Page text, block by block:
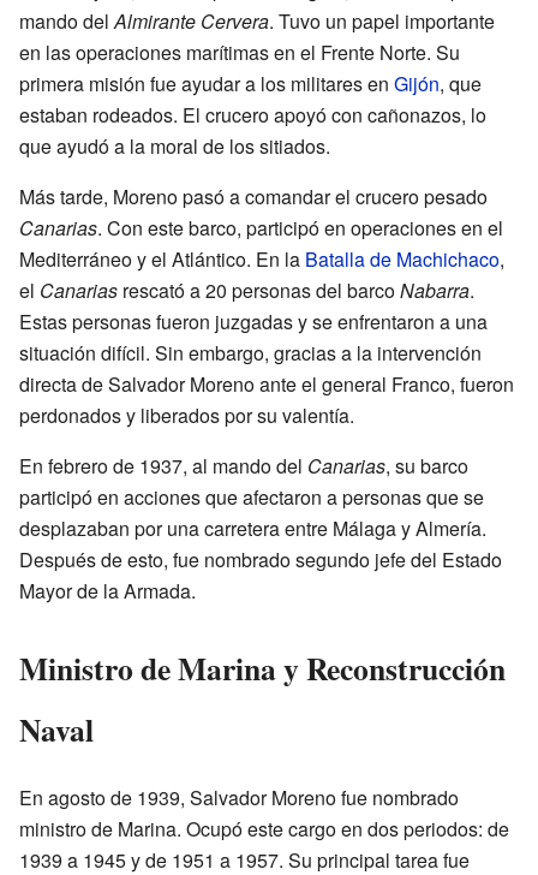
mando delAlmirante Cervera. Tuvo un papel importante
en las operaciones marítimas en el Frente Norte. Su
primera misión fue ayudar a los militares en Gijón, que
estaban rodeados. El crucero apoyó con cañonazos, lo
que ayudó a la moral de los sitiados.
Más tarde, Moreno pasó a comandar el crucero pesado
Canarias. Con este barco, participó en operaciones en el
Mediterráneo y el Atlántico. En la Batalla de Machichaco,
el Canarias rescató a 20 personas del barcoNabarra.
Estas personas fueron juzgadas y se enfrentaron a una
situación difícil. Sin embargo, gracias a la intervención
directa de Salvador Moreno ante el general Franco, fueron
perdonados y liberados por su valentía.
En febrero de 1937, al mando del Canarias, su barco
participó en acciones que afectaron a personas que se
desplazaban por una carretera entre Málaga y Almería.
Después de esto, fue nombrado segundo jefe del Estado
Mayor de la Armada.
Ministro de Marina y Reconstrucción
Naval
En agosto de 1939, Salvador Moreno fue nombrado
ministro de Marina. Ocupó este cargo en dos periodos: de
1939 a 1945 y de 1951 a 1957. Su principal tarea fue